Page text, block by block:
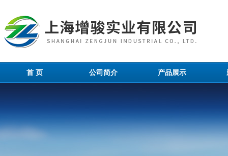
首 页 公司简介 产品展示